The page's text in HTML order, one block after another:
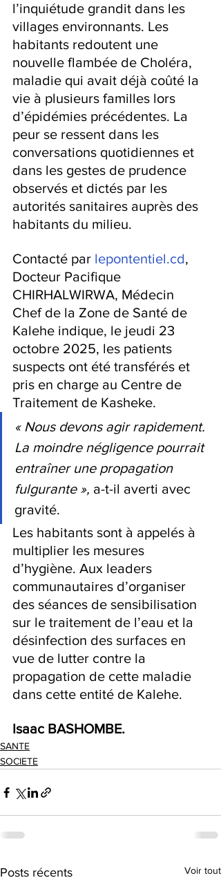
l’inquiétude grandit dans les
villages environnants. Les
habitants redoutent une
nouvelle flambée de Choléra,
maladie qui avait déjà coûté la
vie à plusieurs familles lors
d’épidémies précédentes. La
peur se ressent dans les
conversations quotidiennes et
dans les gestes de prudence
observés et dictés par les
autorités sanitaires auprès des
habitants du milieu.
Contacté par lepontentiel.cd,
Docteur Pacifique
CHIRHALWIRWA, Médecin
Chef de la Zone de Santé de
Kalehe indique, le jeudi 23
octobre 2025, les patients
suspects ont été transférés et
pris en charge au Centre de
Traitement de Kasheke.
« Nous devons agir rapidement.
La moindre négligence pourrait
entraîner une propagation
fulgurante », a-t-il averti avec
gravité.
Les habitants sont à appelés à
multiplier les mesures
d’hygiène. Aux leaders
communautaires d’organiser
des séances de sensibilisation
sur le traitement de l’eau et la
désinfection des surfaces en
vue de lutter contre la
propagation de cette maladie
dans cette entité de Kalehe.
Isaac BASHOMBE.
SANTE
SOCIETE
Posts récents Voir tout